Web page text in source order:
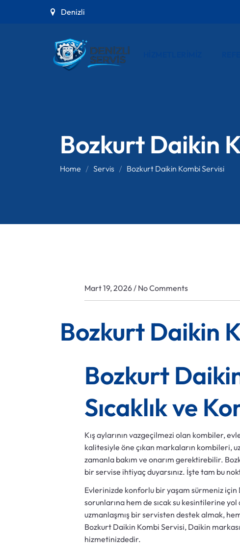
Denizli
Bozkurt Daikin
Home Servis Bozkurt Daikin Kombi Servisi
Mart 19, 2026 / No Comments
Bozkurt Daikin
Bozkurt
Sıcaklık ve
Kış aylarının vazgeçilmezi olan kombiler,
kalitesiyle öne çıkan markaların kombileri,
zamanla bakım ve onarım gerektirebilir.
bir servise ihtiyaç duyarsınız. İşte tam bu
Evlerinizde konforlu bir yaşam sürmeniz için
sorunlarına hem de sıcak su kesintilerine
uzmanlaşmış bir servisten destek almak,
Bozkurt Daikin Kombi Servisi, Daikin
hizmetinizdedir.